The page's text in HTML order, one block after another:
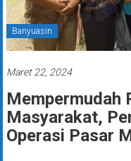
Banyuasin
Maret 22, 2024
Mempermudah
Masyarakat,
Operasi Pasar